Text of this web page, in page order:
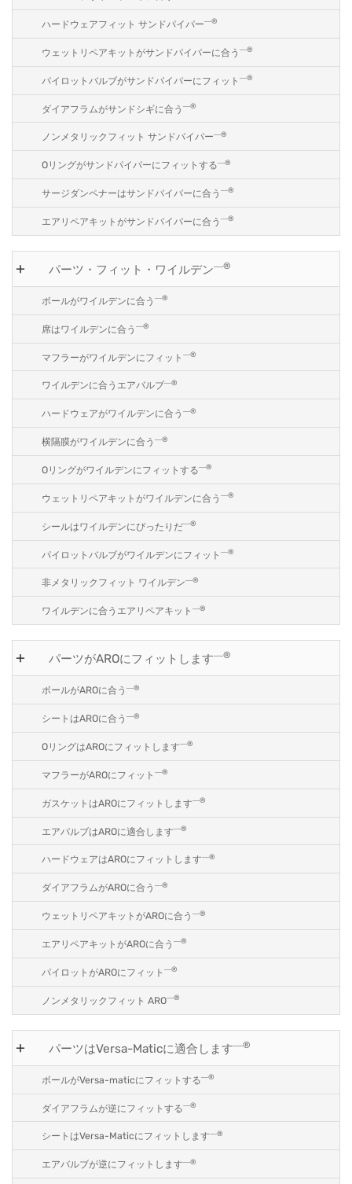
ハードウェアフィット サンドパイパー―®
ウェットリペアキットがサンドパイパーに合う ―®
パイロットバルブがサンドパイパーにフィット ―®
ダイアフラムがサンドシギに合う ―®
ノンメタリックフィット サンドパイパー―®
Oリングがサンドパイパーにフィットする―®
サージダンペナーはサンドパイパーに合う ―®
エアリペアキットがサンドパイパーに合う ―®
パーツ・フィット・ワイルデン―®
ボールがワイルデンに合う ―®
席はワイルデンに合う ―®
マフラーがワイルデンにフィット ―®
ワイルデンに合うエアバルブ―®
ハードウェアがワイルデンに合う ―®
横隔膜がワイルデンに合う ―®
Oリングがワイルデンにフィットする―®
ウェットリペアキットがワイルデンに合う ―®
シールはワイルデンにぴったりだ―®
パイロットバルブがワイルデンにフィット ―®
非メタリックフィット ワイルデン―®
ワイルデンに合うエアリペアキット ―®
パーツがAROにフィットします―®
ボールがAROに合う ―®
シートはAROに合う ―®
OリングはAROにフィットします―®
マフラーがAROにフィット ―®
ガスケットはAROにフィットします―®
エアバルブはAROに適合します―®
ハードウェアはAROにフィットします―®
ダイアフラムがAROに合う ―®
ウェットリペアキットがAROに合う ―®
エアリペアキットがAROに合う ―®
パイロットがAROにフィット ―®
ノンメタリックフィット ARO―®
パーツはVersa-Maticに適合します―®
ボールがVersa-maticにフィットする―®
ダイアフラムが逆にフィットする―®
シートはVersa-Maticにフィットします―®
エアバルブが逆にフィットします―®